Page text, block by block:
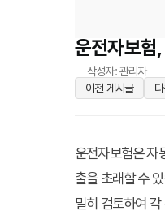
운전자보험
작성자: 관리자
이전 게시글
운전자보험은 자
출을 초래할 수
밀히 검토하여